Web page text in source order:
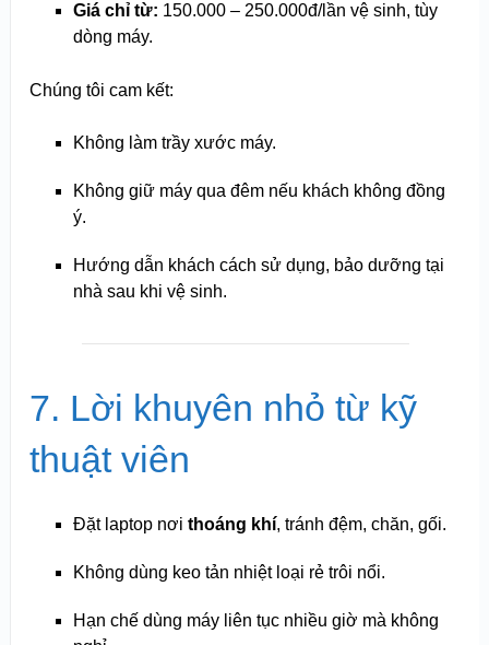
Giá chỉ từ: 150.000 – 250.000đ/lần vệ sinh, tùy
dòng máy.
Chúng tôi cam kết:
Không làm trầy xước máy.
Không giữ máy qua đêm nếu khách không đồng
ý.
Hướng dẫn khách cách sử dụng, bảo dưỡng tại
nhà sau khi vệ sinh.
7. Lời khuyên nhỏ từ kỹ
thuật viên
Đặt laptop nơi thoáng khí, tránh đệm, chăn, gối.
Không dùng keo tản nhiệt loại rẻ trôi nổi.
Hạn chế dùng máy liên tục nhiều giờ mà không